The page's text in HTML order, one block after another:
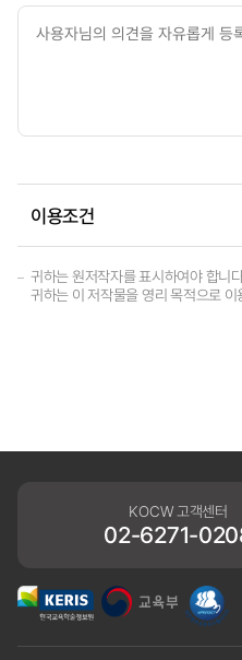
이용조건
귀하는 원저작자를 표시하여야 합니
귀하는 이 저작물을 영리 목적으로
KOCW 고객센터
02-6271-